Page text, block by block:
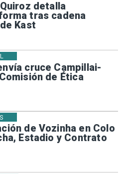
detalla
tras cadena
Kast
cruce Campillai-
de Ética
de Vozinha en Colo
Estadio y Contrato